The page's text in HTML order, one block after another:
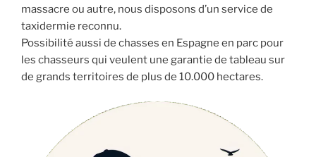
massacre ou autre, nous disposons d’un service de
taxidermie reconnu.
Possibilité aussi de chasses en Espagne en parc pour
les chasseurs qui veulent une garantie de tableau sur
de grands territoires de plus de 10.000 hectares.